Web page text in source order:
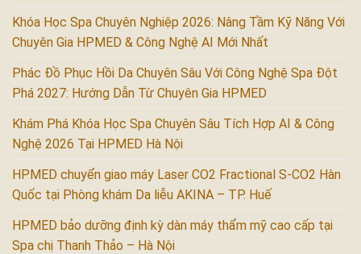
Khóa Học Spa Chuyên Nghiệp 2026: Nâng Tầm Kỹ Năng Với
Chuyên Gia HPMED & Công Nghệ AI Mới Nhất
Phác Đồ Phục Hồi Da Chuyên Sâu Với Công Nghệ Spa Đột
Phá 2027: Hướng Dẫn Từ Chuyên Gia HPMED
Khám Phá Khóa Học Spa Chuyên Sâu Tích Hợp AI & Công
Nghệ 2026 Tại HPMED Hà Nội
HPMED chuyển giao máy Laser CO2 Fractional S-CO2 Hàn
Quốc tại Phòng khám Da liễu AKINA – TP. Huế
HPMED bảo dưỡng định kỳ dàn máy thẩm mỹ cao cấp tại
Spa chị Thanh Thảo – Hà Nội